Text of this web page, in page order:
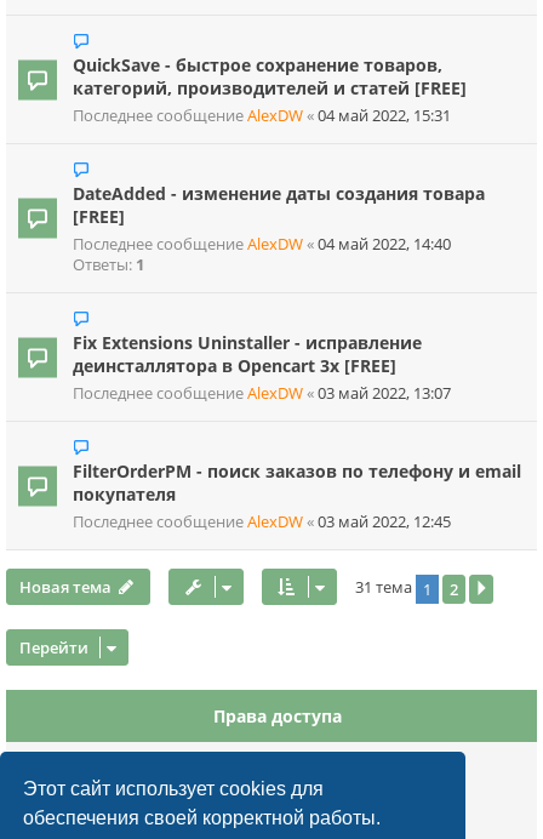
Этот сайт использует cookies для
обеспечения своей корректной работы.
QuickSave - быстрое сохранение товаров,
категорий, производителей и статей [FREE]
Последнее сообщениеAlexDW«04 май 2022, 15:31
DateAdded - изменение даты создания товара
[FREE]
Последнее сообщениеAlexDW«04 май 2022, 14:40
Ответы: 1
Fix Extensions Uninstaller - исправление
деинсталлятора в Opencart 3x [FREE]
Последнее сообщениеAlexDW«03 май 2022, 13:07
FilterOrderPM - поиск заказов по телефону и email
покупателя
Последнее сообщениеAlexDW«03 май 2022, 12:45
Новая тема 31 тема 1 2
Перейти
Права доступа
Выне можетеотвечать на сообщения
Выне можетередактировать свои сообщения